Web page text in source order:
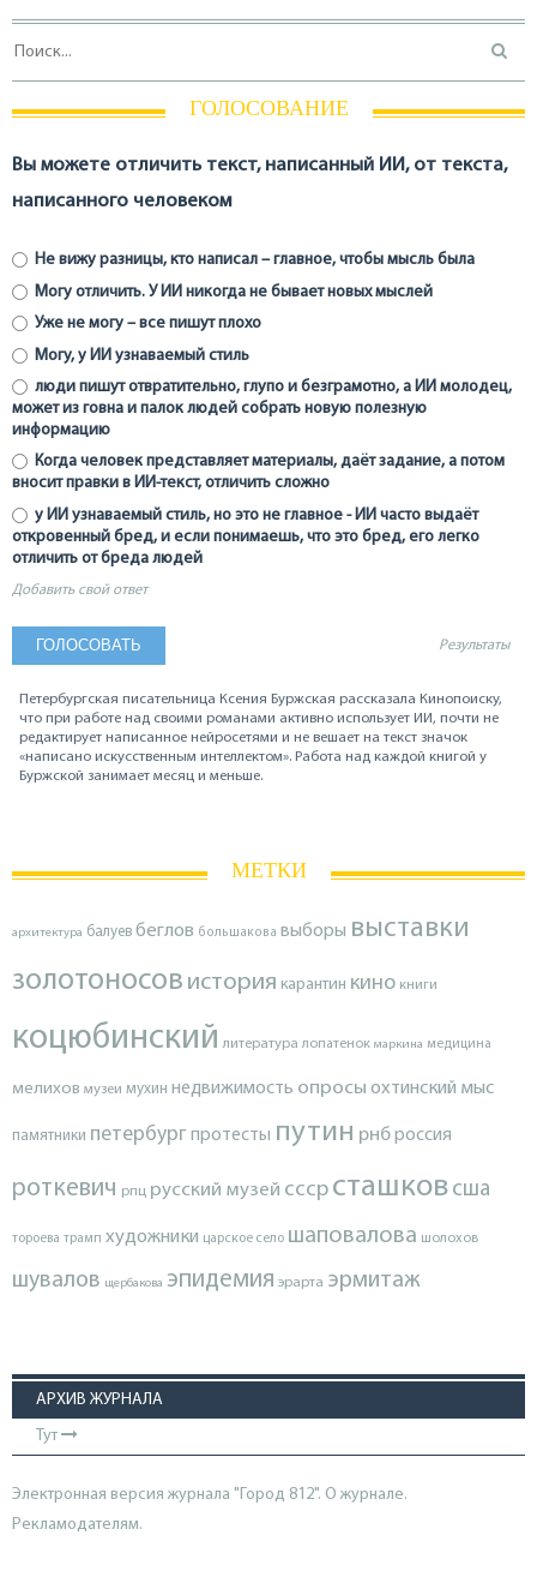
ГОЛОСОВАНИЕ
Вы можете отличить текст, написанный ИИ, от текста,
написанного человеком
Не вижу разницы, кто написал – главное, чтобы мысль была
Могу отличить. У ИИ никогда не бывает новых мыслей
Уже не могу – все пишут плохо
Могу, у ИИ узнаваемый стиль
люди пишут отвратительно, глупо и безграмотно, а ИИ молодец,
может из говна и палок людей собрать новую полезную
информацию
Когда человек представляет материалы, даёт задание, а потом
вносит правки в ИИ-текст, отличить сложно
у ИИ узнаваемый стиль, но это не главное - ИИ часто выдаёт
откровенный бред, и если понимаешь, что это бред, его легко
отличить от бреда людей
Добавить свой ответ
Результаты
Петербургская писательница Ксения Буржская рассказала Кинопоиску,
что при работе над своими романами активно использует ИИ, почти не
редактирует написанное нейросетями и не вешает на текст значок
«написано искусственным интеллектом». Работа над каждой книгой у
Буржской занимает месяц и меньше.
МЕТКИ
архитектура балуев беглов большакова выборы выставки
золотоносов история карантин кино книги
коцюбинский литература лопатенок маркина медицина
мелихов музеи мухин недвижимость опросы охтинский мыс
памятники петербургпротесты путин рнброссия
роткевич рпц русский музей ссср сташков сша
тороева трамп художники царское село шаповалова шолохов
шувалов щербакова эпидемия эрарта эрмитаж
АРХИВ ЖУРНАЛА
Тут
Электронная версия журнала "Город 812". О журнале.
Рекламодателям.